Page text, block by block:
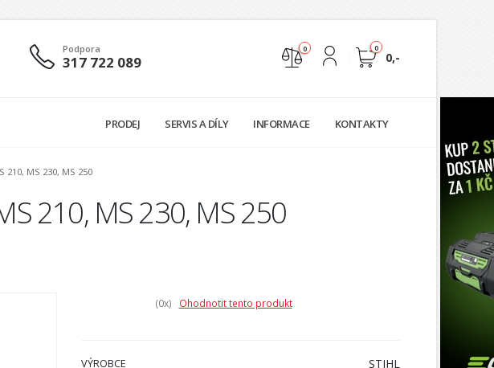
Podpora
317 722 089
0
0,-
0
PRODEJ SERVIS A DÍLY INFORMACE KONTAKTY
210, MS 230, MS 250
210, MS 230, MS 250
(0x) Ohodnotit tento produkt
VÝROBCE STIHL